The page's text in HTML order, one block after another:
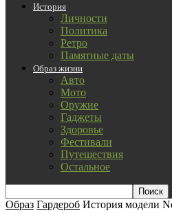
История
Личности
Политика
Ретро
Памятные даты
Образ жизни
Авто
Мото
Оружие
Гаджеты
Здоровье
Фестивали
Путешествия
Остальное
Образ Гардероб История модели